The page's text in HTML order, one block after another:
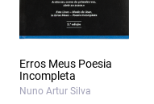
Erros Meus Poesia
Incompleta
Nuno Artur Silva